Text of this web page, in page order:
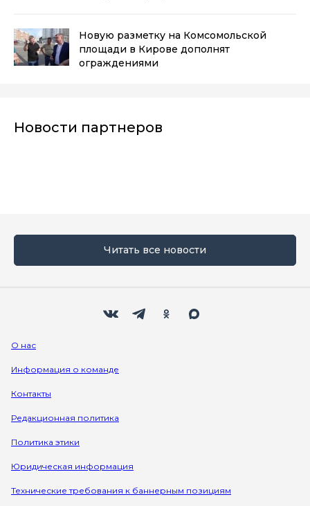
Новую разметку на Комсомольской
площади в Кирове дополнят
ограждениями
Новости партнеров
Читать все новости
О нас
Информация о команде
Контакты
Редакционная политика
Политика этики
Юридическая информация
Технические требования к баннерным позициям